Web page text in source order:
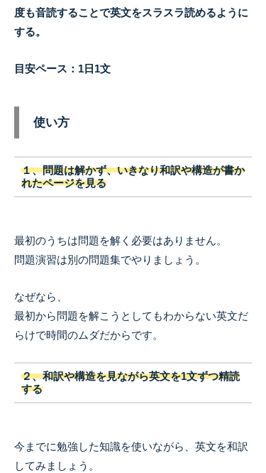
度も音読することで英文をスラスラ読めるように
する。
目安ペース：1日1文
使い方
１、問題は解かず、いきなり和訳や構造が書か
れたページを見る
最初のうちは問題を解く必要はありません。
問題演習は別の問題集でやりましょう。
なぜなら、
最初から問題を解こうとしてもわからない英文だ
らけで時間のムダだからです。
２、和訳や構造を見ながら英文を1文ずつ精読
する
今までに勉強した知識を使いながら、英文を和訳
してみましょう。